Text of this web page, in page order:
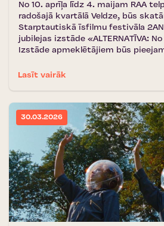
No 10. aprīļa līdz 4. maijam RAA
radošajā kvartālā Veldze, būs
Starptautiskā īsfilmu festivāla
jubilejas izstāde «ALTERNATĪVA:
Izstāde apmeklētājiem būs
Lasīt vairāk
30.03.2026